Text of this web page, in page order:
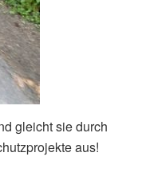
gleicht sie durch
aus!